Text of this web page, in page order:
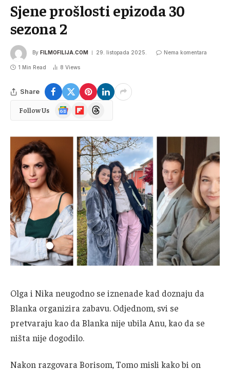
Sjene prošlosti epizoda 30
sezona 2
By FILMOFILIJA.COM 29. listopada 2025. Nema komentara
1 Min Read 8 Views
Share
Follow Us
Google
News
FlipboardThreads
Olga i Nika neugodno se iznenade kad doznaju da
Blanka organizira zabavu. Odjednom, svi se
pretvaraju kao da Blanka nije ubila Anu, kao da se
ništa nije dogodilo.
Nakon razgovara Borisom, Tomo misli kako bi on